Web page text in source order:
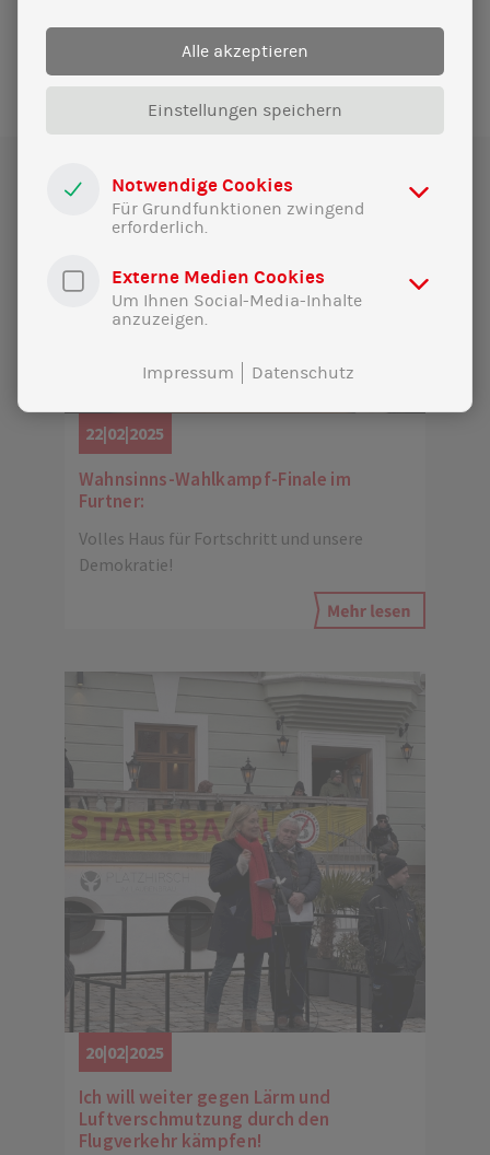
22|02|2025
Wahnsinns-Wahlkampf-Finale im
Furtner:
Volles Haus für Fortschritt und unsere
Demokratie!
20|02|2025
Ich will weiter gegen Lärm und
Luftverschmutzung durch den
Flugverkehr kämpfen!
Alle akzeptieren
Einstellungen speichern
Notwendige Cookies
Für Grundfunktionen zwingend
erforderlich.
Externe Medien Cookies
Um Ihnen Social-Media-Inhalte
anzuzeigen.
Impressum Datenschutz